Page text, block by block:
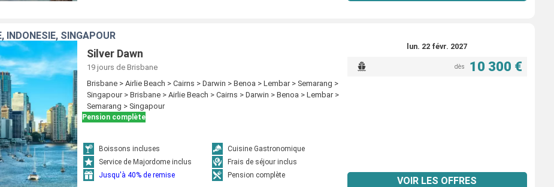
INDONÉSIE, SINGAPOUR
Silver Dawn
19 jours de Brisbane
Brisbane > Airlie Beach > Cairns > Darwin > Benoa > Lembar > Semarang >
Singapour > Brisbane > Airlie Beach > Cairns > Darwin > Benoa > Lembar >
Semarang > Singapour
Pension complète
Boissons incluses
Cuisine Gastronomique
Service de Majordome inclus
Frais de séjour inclus
Jusqu'à 40% de remise
Pension complète
lun. 22 févr. 2027
dès 10 300 €
VOIR LES OFFRES